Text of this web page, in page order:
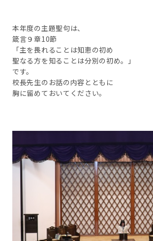
本年度の主題聖句は、
箴言９章10節
「主を畏れることは知恵の初め
聖なる方を知ることは分別の初め。」
です。
校長先生のお話の内容とともに
胸に留めておいてください。